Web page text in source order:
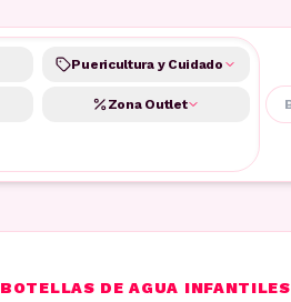
Puericultura y Cuidado
Zona Outlet
BOTELLAS DE AGUA INFANTILES